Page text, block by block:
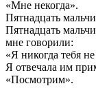
«Мне некогда».
Пятнадцать
Пятнадцать
мне говорили:
«Я никогда тебя
Я отвечала им
«Посмотрим».